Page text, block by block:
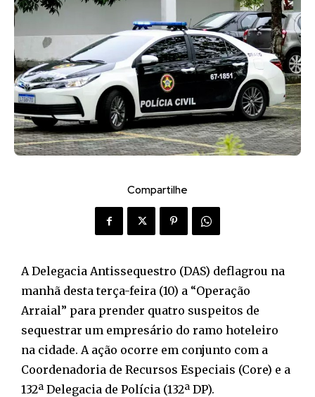
Compartilhe
A Delegacia Antissequestro (DAS) deflagrou na
manhã desta terça-feira (10) a “Operação
Arraial” para prender quatro suspeitos de
sequestrar um empresário do ramo hoteleiro
na cidade. A ação ocorre em conjunto com a
Coordenadoria de Recursos Especiais (Core) e a
132ª Delegacia de Polícia (132ª DP).